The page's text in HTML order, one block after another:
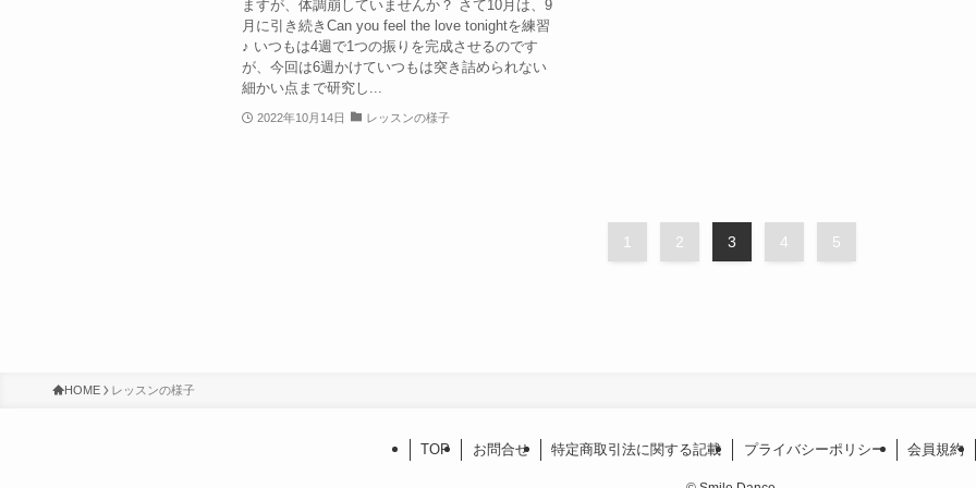
ますが、体調崩していませんか？ さて10月は、9
月に引き続きCan you feel the love tonightを練習
♪ いつもは4週で1つの振りを完成させるのです
が、今回は6週かけていつもは突き詰められない
細かい点まで研究し...
2022年10月14日 レッスンの様子
1 2 3 4 5
HOME レッスンの様子
TOP お問合せ 特定商取引法に関する記載 プライバシーポリシー 会員規約